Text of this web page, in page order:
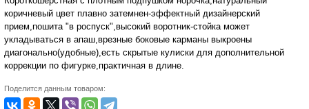
коричневый цвет плавно затемнен-эффектный дизайнерский
прием,пошита "в роспуск",высокий воротник-стойка может
укладываться в апаш,врезные боковые карманы выкроены
диагонально(удобные),есть скрытые кулиски для дополнительной
коррекции по фигурке,практичная в длине.
Поделится данным товаром: